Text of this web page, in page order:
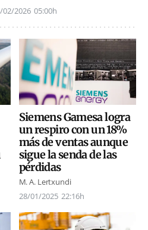
02/2026 05:00h
Siemens Gamesa logra
un respiro con un 18%
más de ventas aunque
sigue la senda de las
pérdidas
M. A. Lertxundi
28/01/2025 22:16h